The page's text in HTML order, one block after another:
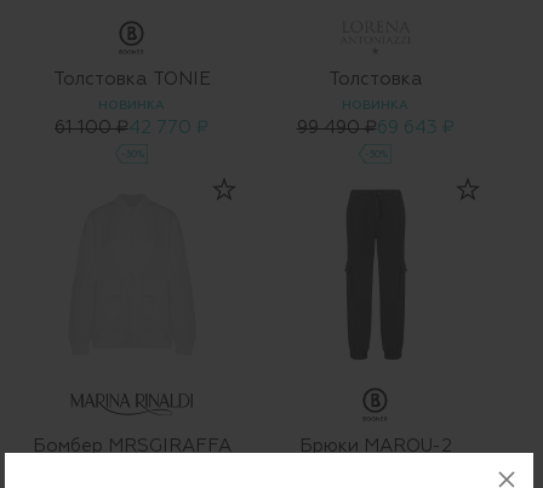
Толстовка TONIE
НОВИНКА
61 100 ₽42 770 ₽
-30%
Толстовка
НОВИНКА
99 490 ₽69 643 ₽
-30%
Бомбер MRSGIRAFFA
Брюки MAROU-2